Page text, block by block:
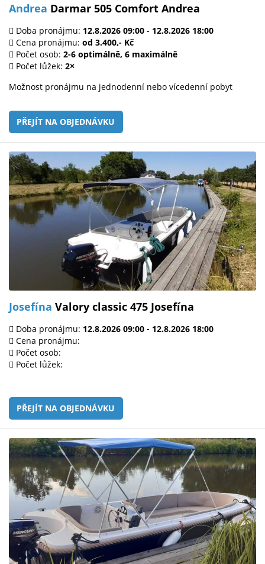
Andrea Darmar 505 Comfort Andrea
Doba pronájmu: 12.8.2026 09:00 - 12.8.2026 18:00
Cena pronájmu: od 3.400,- Kč
Počet osob: 2-6 optimálně, 6 maximálně
Počet lůžek: 2×
Možnost pronájmu na jednodenní nebo vícedenní pobyt
PŘEJÍT NA OBJEDNÁVKU
Josefína Valory classic 475 Josefína
Doba pronájmu: 12.8.2026 09:00 - 12.8.2026 18:00
Cena pronájmu:
Počet osob:
Počet lůžek:
PŘEJÍT NA OBJEDNÁVKU